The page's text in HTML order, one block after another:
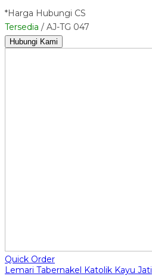
*Harga Hubungi CS
Tersedia / AJ-TG 047
Hubungi Kami
Quick Order
Lemari Tabernakel Katolik Kayu Jati